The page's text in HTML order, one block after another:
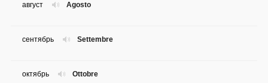
Agosto
август
Settembre
сентябрь
Ottobre
октябрь